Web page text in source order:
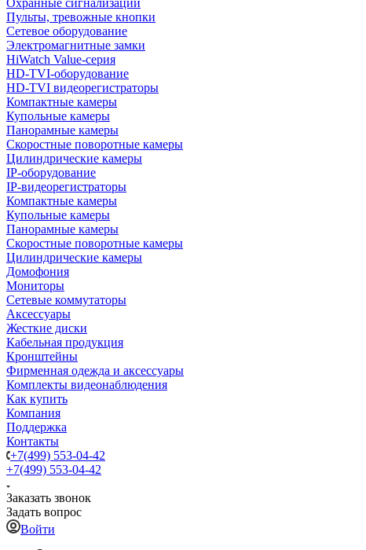
Охранные сигнализации
Пульты, тревожные кнопки
Сетевое оборудование
Электромагнитные замки
HiWatch Value-серия
HD-TVI-оборудование
HD-TVI видеорегистраторы
Компактные камеры
Купольные камеры
Панорамные камеры
Скоростные поворотные камеры
Цилиндрические камеры
IP-оборудование
IP-видеорегистраторы
Компактные камеры
Купольные камеры
Панорамные камеры
Скоростные поворотные камеры
Цилиндрические камеры
Домофония
Мониторы
Сетевые коммутаторы
Аксессуары
Жесткие диски
Кабельная продукция
Кронштейны
Фирменная одежда и аксессуары
Комплекты видеонаблюдения
Как купить
Компания
Поддержка
Контакты
+7(499) 553-04-42
+7(499) 553-04-42
Заказать звонок
Задать вопрос
Войти